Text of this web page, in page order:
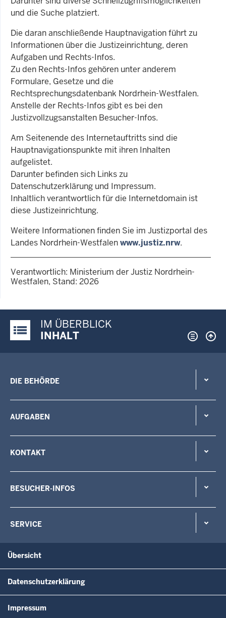
und die Suche platziert.
Die daran anschließende Hauptnavigation führt zu
Informationen über die Justizeinrichtung, deren
Aufgaben und Rechts-Infos.
Zu den Rechts-Infos gehören unter anderem
Formulare, Gesetze und die
Rechtsprechungsdatenbank Nordrhein-Westfalen.
Anstelle der Rechts-Infos gibt es bei den
Justizvollzugsanstalten Besucher-Infos.
Am Seitenende des Internetauftritts sind die
Hauptnavigationspunkte mit ihren Inhalten
aufgelistet.
Darunter befinden sich Links zu
Datenschutzerklärung und Impressum.
Inhaltlich verantwortlich für die Internetdomain ist
diese Justizeinrichtung.
Weitere Informationen finden Sie im Justizportal des
Landes Nordrhein-Westfalenwww.justiz.nrw.
Verantwortlich: Ministerium der Justiz Nordrhein-
Westfalen, Stand: 2026
Justiz-Portal im Überblick:
IM ÜBERBLICK
INHALT
DIE BEHÖRDE
AUFGABEN
KONTAKT
BESUCHER-INFOS
SERVICE
Übersicht
Datenschutzerklärung
Impressum